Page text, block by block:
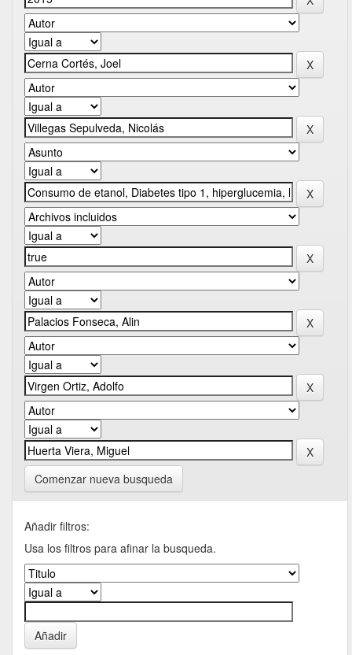
Comenzar nueva busqueda
Añadir filtros:
Usa los filtros para afinar la busqueda.